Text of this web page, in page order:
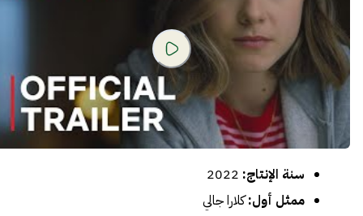
سنة الإنتاج:
ممثل أول:كلارا جالي